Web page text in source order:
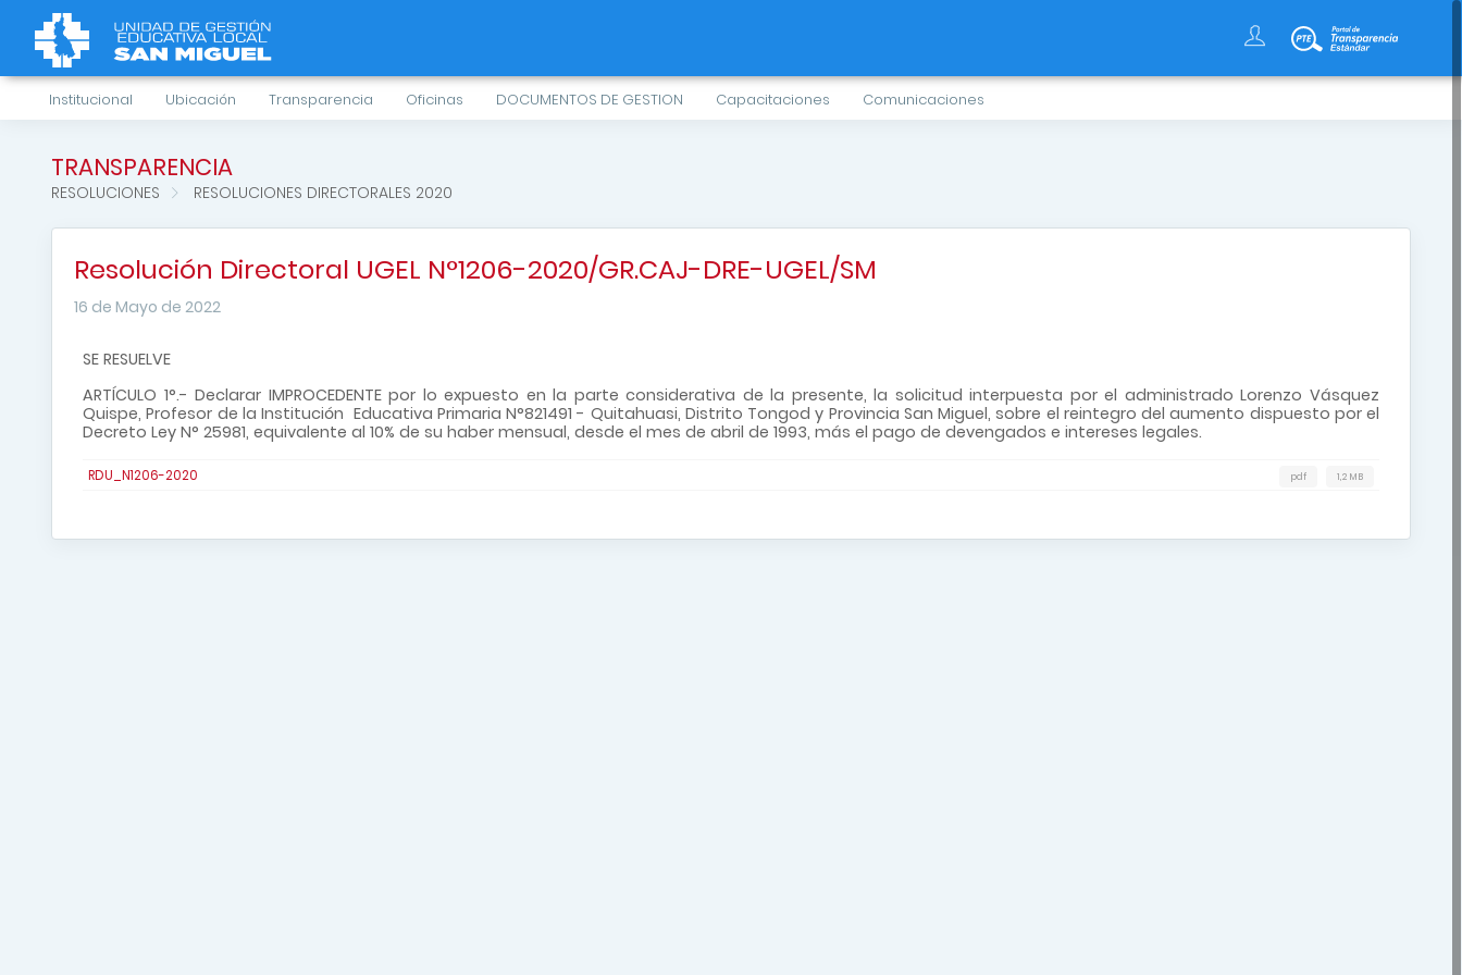
Institucional Ubicación Transparencia Oficinas DOCUMENTOS DE GESTION Capacitaciones Comunicaciones
TRANSPARENCIA
RESOLUCIONES RESOLUCIONES DIRECTORALES 2020
Resolución Directoral UGEL N°1206-2020/GR.CAJ-DRE-UGEL/SM
16 de Mayo de 2022
SE RESUELVE
ARTÍCULO 1°.- Declarar IMPROCEDENTE por lo expuesto en la parte considerativa de la presente, la solicitud interpuesta por el administrado Lorenzo Vásquez
Quispe, Profesor de la Institución Educativa Primaria N°821491 - Quitahuasi, Distrito Tongod y Provincia San Miguel, sobre el reintegro del aumento dispuesto por el
Decreto Ley N° 25981, equivalente al 10% de su haber mensual, desde el mes de abril de 1993, más el pago de devengados e intereses legales.
RDU_N1206-2020 1,2 MB
pdf